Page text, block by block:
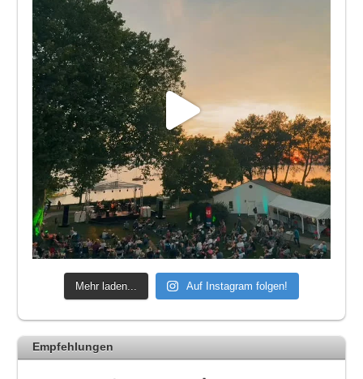
Mehr laden... Auf Instagram folgen!
Empfehlungen